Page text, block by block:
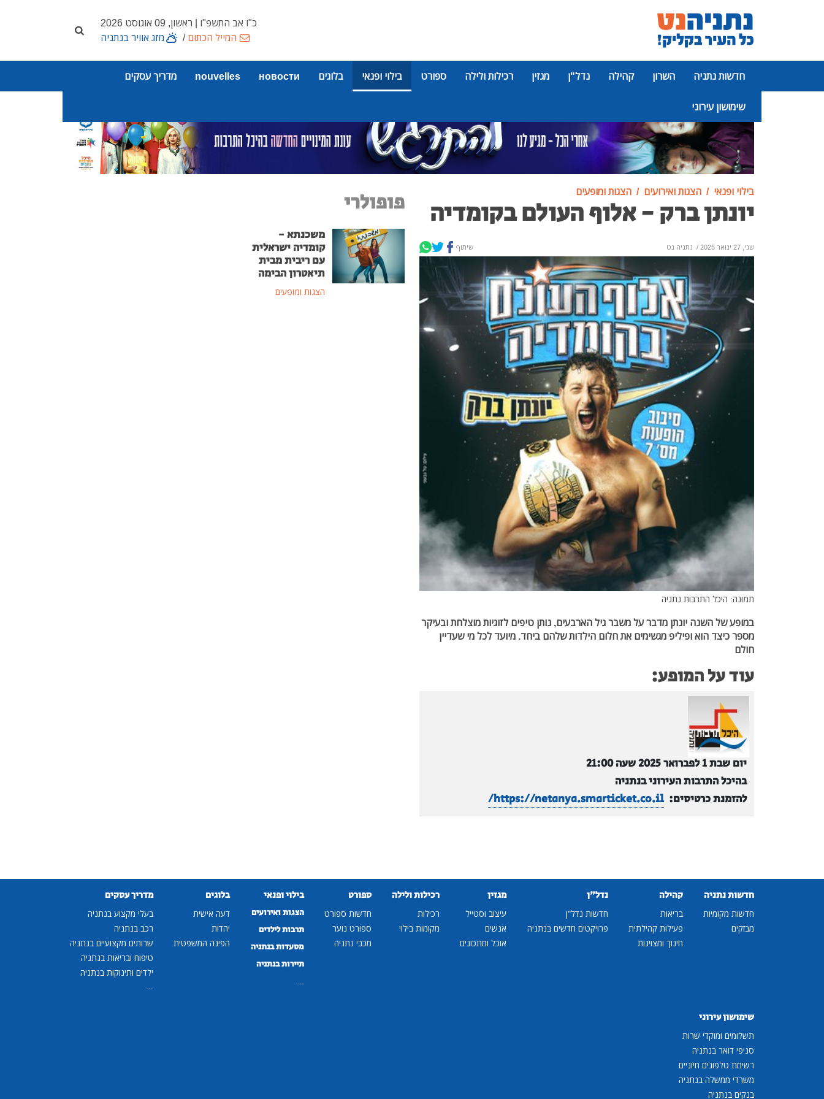
כ"ו אב התשפ"ו | ראשון, 09 אוגוסט 2026
המייל הכתום/ מזג אוויר בנתניה
חדשות נתניה השרון קהילה נדל"ן מגזין רכילות ולילה ספורט בילוי ופנאי בלוגים новости
nouvelles מדריך עסקים
שימושון עירוני
פרסומת
בילוי ופנאי הצגות ואירועים הצגות ומופעים
יונתן ברק - אלוף העולם בקומדיה
שני, 27 ינואר 2025 / נתניה נט שיתוף
תמונה: היכל התרבות נתניה
במופע של השנה יונתן מדבר על משבר גיל הארבעים, נותן טיפים לזוגיות מוצלחת ובעיקר
מספר כיצד הוא ופיליפ מגשימים את חלום הילדות שלהם ביחד. מיועד לכל מי שעדיין
חולם
עוד על המופע:
יום שבת 1 לפברואר 2025 שעה 21:00
בהיכל התרבות העירוני בנתניה
להזמנת כרטיסים: https://netanya.smarticket.co.il/
פופולרי
משכנתא -
קומדיה ישראלית
עם ריבית מבית
תיאטרון הבימה
הצגות ומופעים
חדשות נתניה
חדשות מקומיות
מבזקים
קהילה
בריאות
פעילות קהילתית
חינוך ומצוינות
נדל"ן
חדשות נדל"ן
פרויקטים חדשים בנתניה
מגזין
עיצוב וסטייל
אנשים
אוכל ומתכונים
רכילות ולילה
רכילות
מקומות בילוי
ספורט
חדשות ספורט
ספורט נוער
מכבי נתניה
בילוי ופנאי
הצגות ואירועים
תרבות לילדים
מסעדות בנתניה
תיירות בנתניה
...
בלוגים
דעה אישית
יהדות
הפינה המשפטית
מדריך עסקים
בעלי מקצוע בנתניה
רכב בנתניה
שרותים מקצועיים בנתניה
טיפוח ובריאות בנתניה
ילדים ותינוקות בנתניה
...
שימושון עירוני
תשלומים ומוקדי שרות
סניפי דואר בנתניה
רשימת טלפונים חיוניים
משרדי ממשלה בנתניה
בנקים בנתניה